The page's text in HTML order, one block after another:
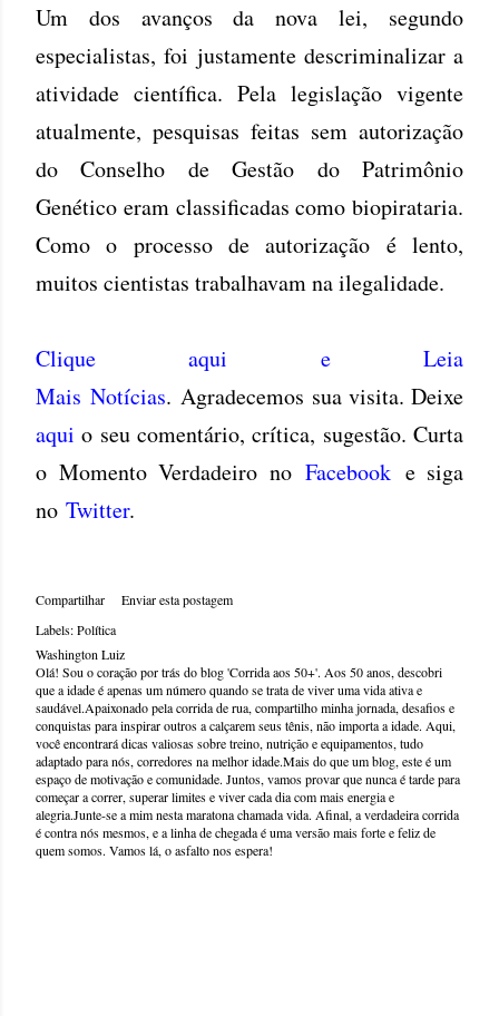
Um dos avanços da nova lei, segundo
especialistas, foi justamente descriminalizar a
atividade científica. Pela legislação vigente
atualmente, pesquisas feitas sem autorização
do Conselho de Gestão do Patrimônio
Genético eram classificadas como biopirataria.
Como o processo de autorização é lento,
muitos cientistas trabalhavam na ilegalidade.
Clique aqui e Leia
Mais Notícias. Agradecemos sua visita. Deixe
aqui o seu comentário, crítica, sugestão. Curta
o Momento Verdadeiro no Facebook e siga
no Twitter.
Compartilhar
Enviar esta postagem
Labels:Política
Washington Luiz
Olá! Sou o coração por trás do blog 'Corrida aos 50+'. Aos 50 anos, descobri
que a idade é apenas um número quando se trata de viver uma vida ativa e
saudável.Apaixonado pela corrida de rua, compartilho minha jornada, desafios e
conquistas para inspirar outros a calçarem seus tênis, não importa a idade. Aqui,
você encontrará dicas valiosas sobre treino, nutrição e equipamentos, tudo
adaptado para nós, corredores na melhor idade.Mais do que um blog, este é um
espaço de motivação e comunidade. Juntos, vamos provar que nunca é tarde para
começar a correr, superar limites e viver cada dia com mais energia e
alegria.Junte-se a mim nesta maratona chamada vida. Afinal, a verdadeira corrida
é contra nós mesmos, e a linha de chegada é uma versão mais forte e feliz de
quem somos. Vamos lá, o asfalto nos espera!